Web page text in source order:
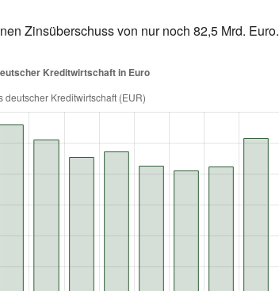
Zinsüberschuss von nur noch 82,5 Mrd. Euro.